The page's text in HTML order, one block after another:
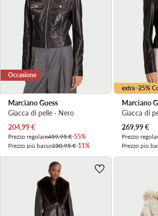
Occasione
Marciano Guess
Giacca di pelle · Nero
Prezzo attuale
204,99€
Prezzo regolare459,95 €-55%
Prezzo più basso230,95 €-11%
extra -25%
Marciano
Giacca di
Prezzo
269,99€
Prezzo
Prezzo più